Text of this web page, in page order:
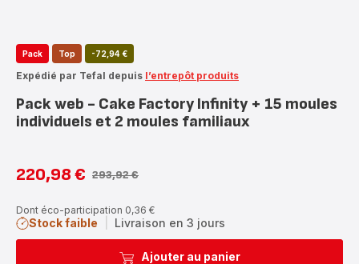
Pack Top -72,94 €
Expédié par Tefal depuis l’entrepôt produits
Pack web - Cake Factory Infinity + 15 moules
individuels et 2 moules familiaux
Prix
réduction
220,98 €
Prix
293,92 €
Dont éco-participation 0,36 €
Stock faible Livraison en 3 jours
Ajouter au panier